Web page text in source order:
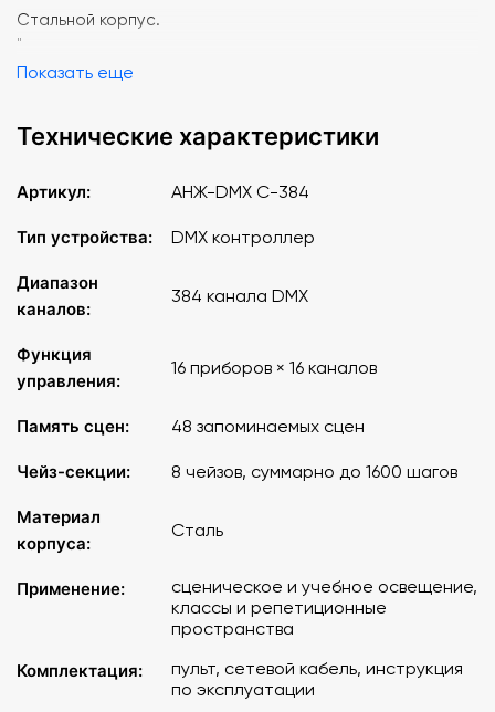
Стальной корпус.
"
Показать еще
Технические характеристики
Артикул: АНЖ-DMX C-384
Тип устройства: DMX контроллер
Диапазон
каналов:
384 канала DMX
Функция
управления:
16 приборов × 16 каналов
Память сцен: 48 запоминаемых сцен
Чейз-секции: 8 чейзов, суммарно до 1600 шагов
Материал
корпуса:
Сталь
Применение:
сценическое и учебное освещение,
классы и репетиционные
пространства
Комплектация:
пульт, сетевой кабель, инструкция
по эксплуатации